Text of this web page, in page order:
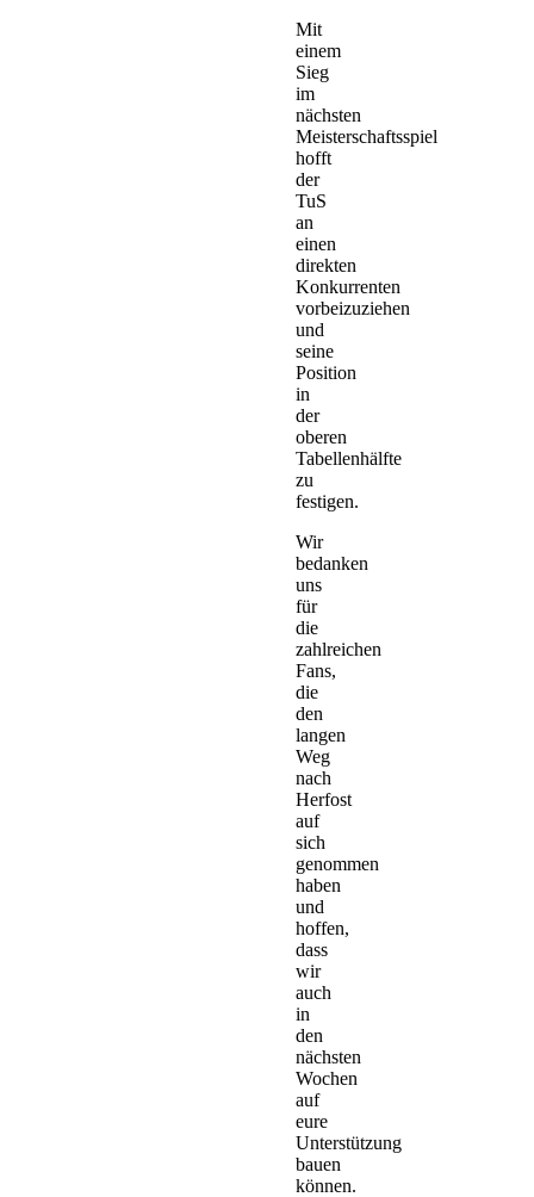
Mit
einem
Sieg
im
nächsten
Meisterschaftsspiel
hofft
der
TuS
an
einen
direkten
Konkurrenten
vorbeizuziehen
und
seine
Position
in
der
oberen
Tabellenhälfte
zu
festigen.
Wir
bedanken
uns
für
die
zahlreichen
Fans,
die
den
langen
Weg
nach
Herfost
auf
sich
genommen
haben
und
hoffen,
dass
wir
auch
in
den
nächsten
Wochen
auf
eure
Unterstützung
bauen
können.